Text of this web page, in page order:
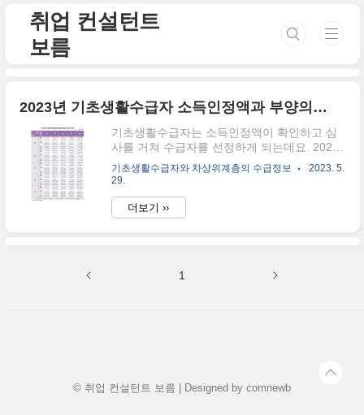
취업 컨설턴트
보름
2023년 기초생활수급자 소득인정액과 부양의무자 총정리
기초생활수급자는 소득인정액이 확인하고 심
사를 거쳐 수급자를 선정하게 되는데요. 2023
년의 중위소득은 얼마인지 그리고 1 가구마다
기준 중위소득은 얼마인지 확인해 보는 시간을
정기준의 중위소득도 함께 알아보도록 하겠습
니다. 기초생활수급자 급여종류 ✅ 소득인정액
소득평가액+재산의 소득환산액을 합한 금액입
기초생활수급자와 차상위계층의 수급정보
2023. 5.
29.
더보기 ››
1
© 취업 컨설턴트 보름 | Designed by comnewb